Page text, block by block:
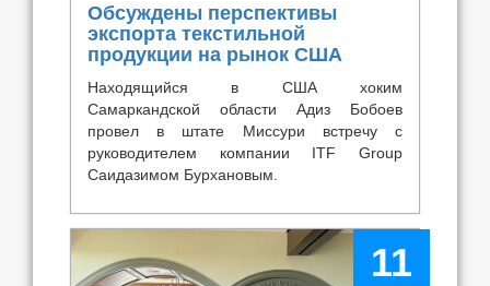
Обсуждены перспективы
экспорта текстильной
продукции на рынок США
Находящийся в США хоким
Самаркандской области Адиз Бобоев
провел в штате Миссури встречу с
руководителем компании ITF Group
Саидазимом Бурхановым.
11